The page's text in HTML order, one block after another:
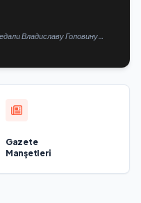
Владиславу Головину
Gazete
Manşetleri